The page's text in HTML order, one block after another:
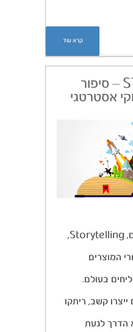
קרא עוד
STORYTELLING – סיפור
אסטרטגי
מיתוג באמצעות סיפורים, Storytelling,
המוצרים
בעולם.
קשב, ריתקו
הדרך לגעת